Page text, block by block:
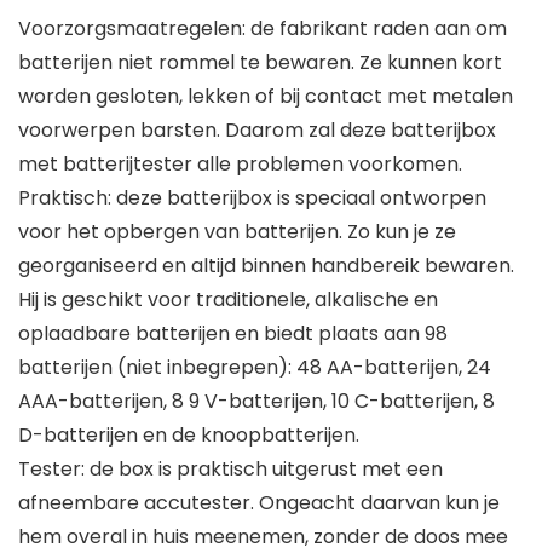
Voorzorgsmaatregelen: de fabrikant raden aan om
batterijen niet rommel te bewaren. Ze kunnen kort
worden gesloten, lekken of bij contact met metalen
voorwerpen barsten. Daarom zal deze batterijbox
met batterijtester alle problemen voorkomen.
Praktisch: deze batterijbox is speciaal ontworpen
voor het opbergen van batterijen. Zo kun je ze
georganiseerd en altijd binnen handbereik bewaren.
Hij is geschikt voor traditionele, alkalische en
oplaadbare batterijen en biedt plaats aan 98
batterijen (niet inbegrepen): 48 AA-batterijen, 24
AAA-batterijen, 8 9 V-batterijen, 10 C-batterijen, 8
D-batterijen en de knoopbatterijen.
Tester: de box is praktisch uitgerust met een
afneembare accutester. Ongeacht daarvan kun je
hem overal in huis meenemen, zonder de doos mee